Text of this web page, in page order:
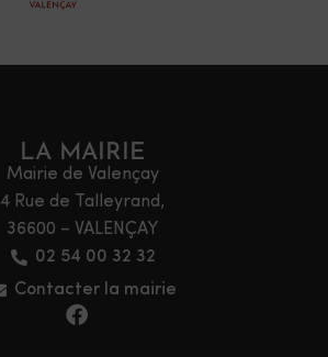
LA MAIRIE
Mairie de Valençay
4 Rue de Talleyrand,
36600 – VALENÇAY
02 54 00 32 32
Contacter la mairie